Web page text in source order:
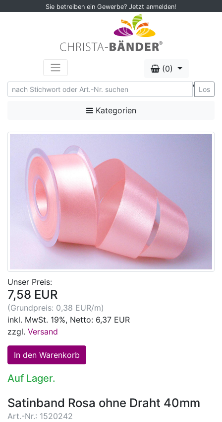
Sie betreiben ein Gewerbe? Jetzt anmelden!
(0)
' Los
Kategorien
Unser Preis:
7,58 EUR
(Grundpreis: 0,38 EUR/m)
inkl. MwSt. 19%, Netto: 6,37 EUR
zzgl. Versand
Auf Lager.
Satinband Rosa ohne Draht 40mm
Art.-Nr.: 1520242